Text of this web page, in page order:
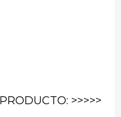
>>>>>